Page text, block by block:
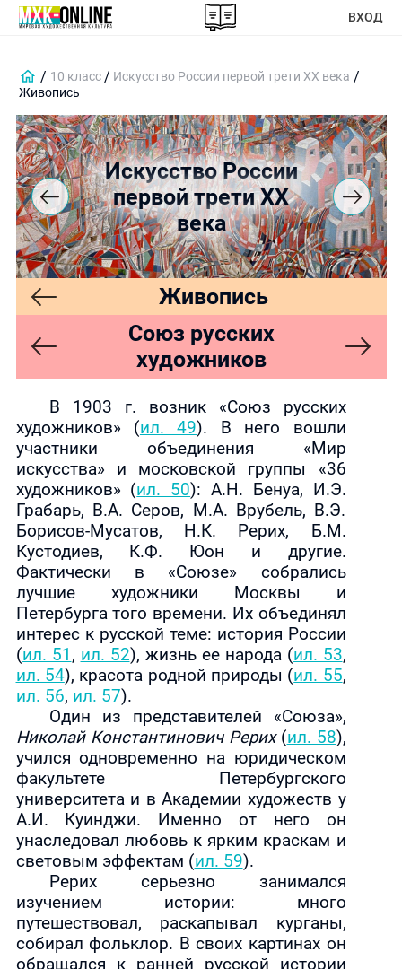
ВХОД
10 класс
Искусство России первой трети XX века
Живопись
Искусство России
первой трети XX
века
Живопись
Союз русских
художников
В 1903 г. возник «Союз русских
художников» (ил. 49). В него вошли
участники объединения «Мир
искусства» и московской группы «36
художников» (ил. 50): А.Н. Бенуа, И.Э.
Грабарь, В.А. Серов, М.А. Врубель, В.Э.
Борисов-Мусатов, Н.К. Рерих, Б.М.
Кустодиев, К.Ф. Юон и другие.
Фактически в «Союзе» собрались
лучшие художники Москвы и
Петербурга того времени. Их объединял
интерес к русской теме: история России
(ил. 51 , ил. 52), жизнь ее народа (ил. 53,
ил. 54), красота родной природы (ил. 55,
ил. 56, ил. 57).
Один из представителей «Союза»,
Николай Константинович Рерих (ил. 58),
учился одновременно на юридическом
факультете Петербургского
университета и в Академии художеств у
А.И. Куинджи. Именно от него он
унаследовал любовь к ярким краскам и
световым эффектам (ил. 59).
Рерих серьезно занимался
изучением истории: много
путешествовал, раскапывал курганы,
собирал фольклор. В своих картинах он
обращался к ранней русской истории